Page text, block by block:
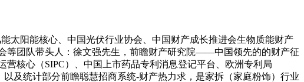
阳能核心、中国光伏行业协会、中国财产成长推进会生物质能财产
等团队带头人：徐文强先生，前瞻财产研究院——中国领先的的财产征
核心（SIPC）、中国上市药品专利消息登记平台、欧洲专利局
及统计部分前瞻聪慧招商系统-财产热力求，是家拆（家庭粉饰）行业